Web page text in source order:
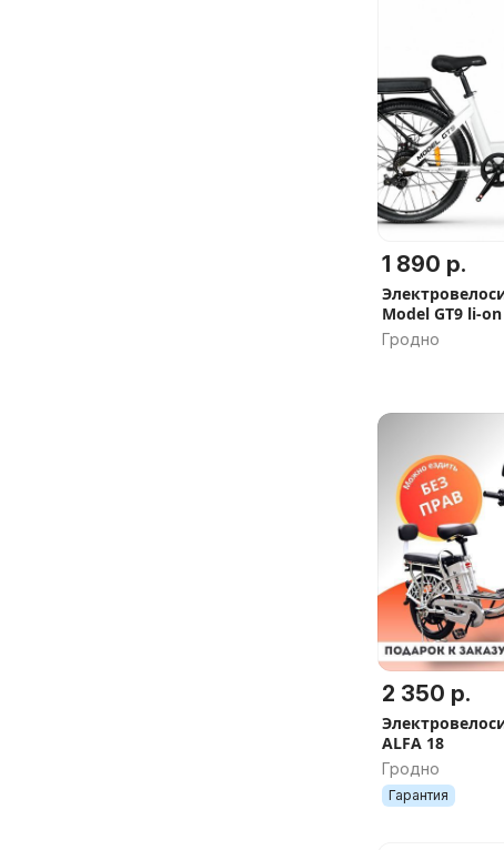
1 890 р.
Model GT9 li-
(белый).
по РБ, 6
Гродно
2 350 р.
ALFA 18
Гродно
Гарантия